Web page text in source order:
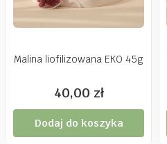
Malina liofilizowana EKO 45g
40,00 zł
Dodaj do koszyka